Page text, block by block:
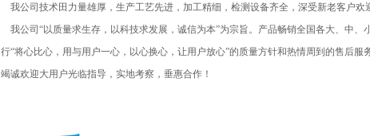
我公司技术田力量雄厚，生产工艺先进，加工精细，检测设备齐全，深受新老客户欢
我公司“以质量求生存，以科技求发展，诚信为本”为宗旨。产品畅销全国各大、中、
行“将心比心，用与用户一心，以心换心，让用户放心”的质量方针和热情周到的售后服
竭诚欢迎大用户光临指导，实地考察，垂惠合作！